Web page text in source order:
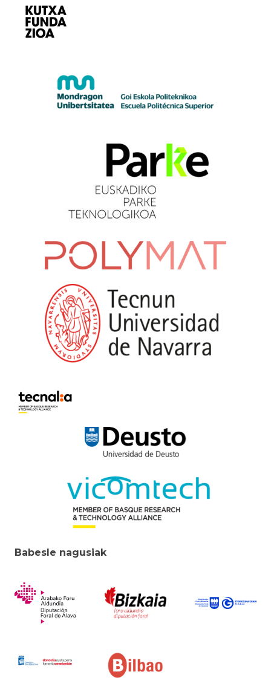
Babesle nagusiak